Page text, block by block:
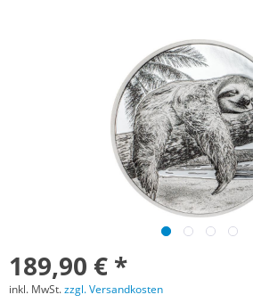
189,90 € *
inkl. MwSt.zzgl. Versandkosten